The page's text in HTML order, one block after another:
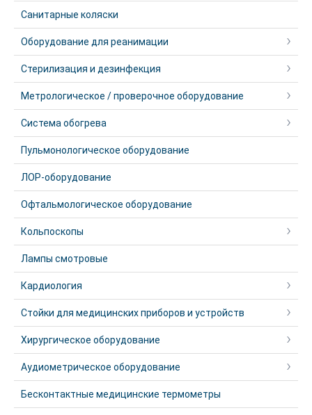
Санитарные коляски
Оборудование для реанимации
Стерилизация и дезинфекция
Метрологическое / проверочное оборудование
Система обогрева
Пульмонологическое оборудование
ЛОР-оборудование
Офтальмологическое оборудование
Кольпоскопы
Лампы смотровые
Кардиология
Стойки для медицинских приборов и устройств
Хирургическое оборудование
Аудиометрическое оборудование
Бесконтактные медицинские термометры